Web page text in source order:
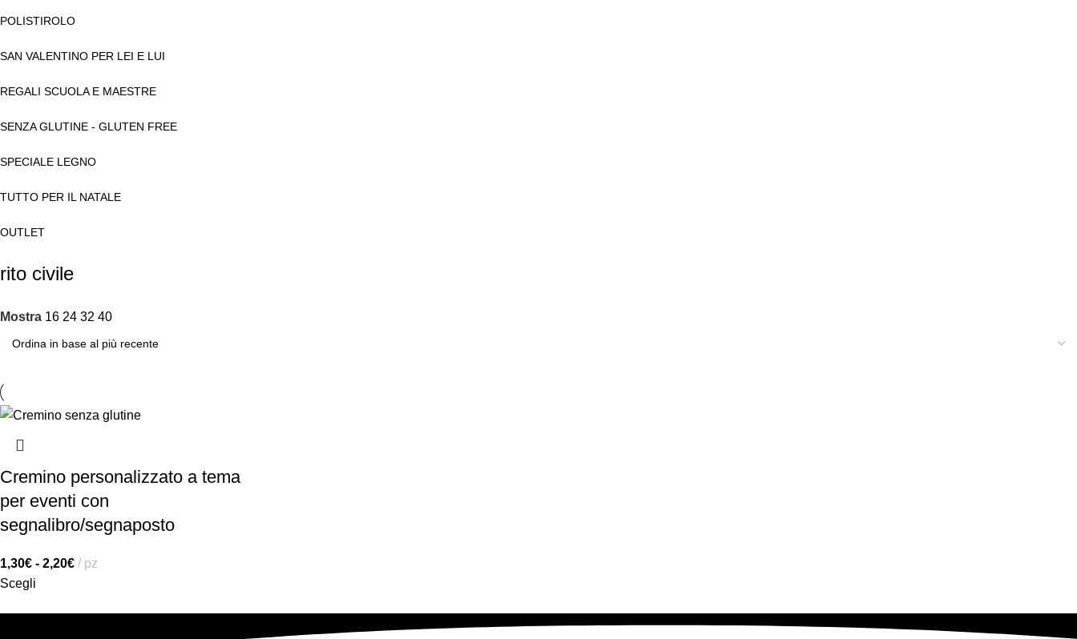
POLISTIROLO
SAN VALENTINO PER LEI E LUI
REGALI SCUOLA E MAESTRE
SENZA GLUTINE - GLUTEN FREE
SPECIALE LEGNO
TUTTO PER IL NATALE
OUTLET
rito civile
Mostra 16 24 32 40
Cremino personalizzato a tema
per eventi con
segnalibro/segnaposto
1,30€ - 2,20€
pz
Scegli